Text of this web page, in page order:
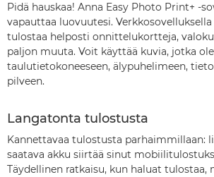
Pidä hauskaa! Anna Easy Photo Print+ -
vapauttaa luovuutesi.
tulostaa helposti onnittelukortteja,
paljon muuta. Voit käyttää kuvia, jotka
taulutietokoneeseen, älypuhelimeen,
pilveen.
Langatonta tulostusta
Kannettavaa tulostusta parhaimmillaan:
saatava akku siirtää sinut
Täydellinen ratkaisu, kun haluat